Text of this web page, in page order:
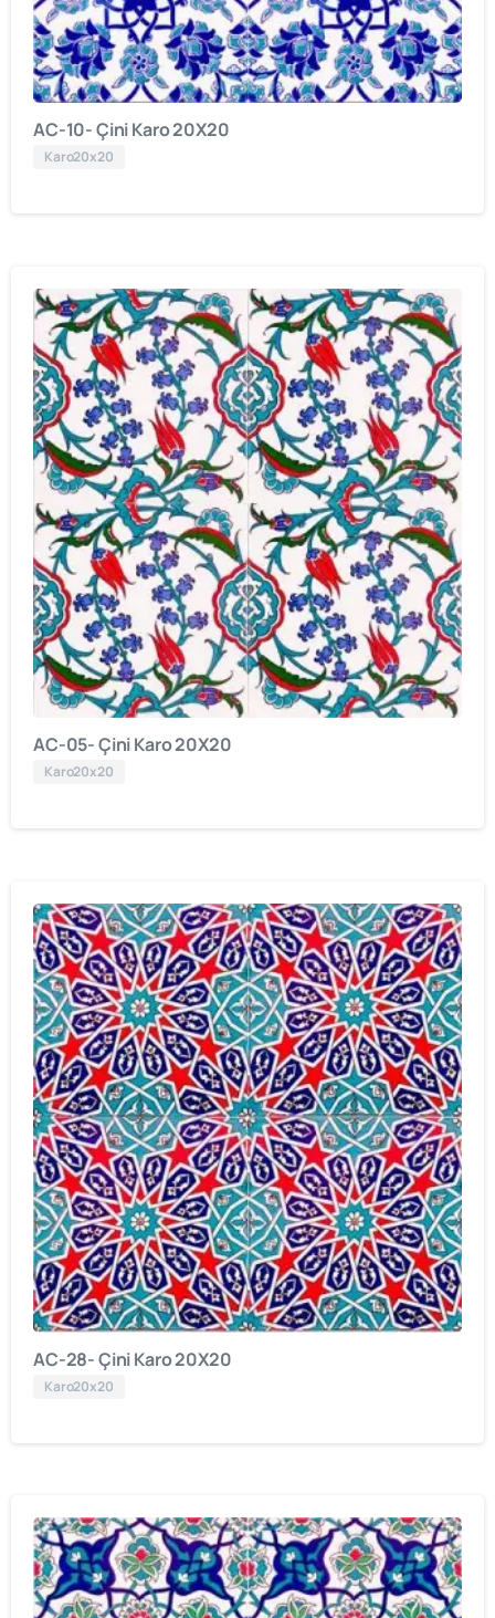
AC-10- Çini Karo 20X20
Karo20x20
AC-05- Çini Karo 20X20
Karo20x20
AC-28- Çini Karo 20X20
Karo20x20